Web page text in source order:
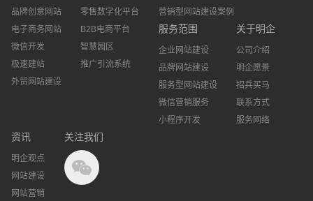
品牌创意网站
电子商务网站
微信开发
极速建站
外贸网站建设
零售数字化平台
B2B电商平台
智慧园区
推广引流系统
营销型网站建设案例
服务范围
企业网站建设
品牌网站建设
服务型网站建设
微信营销服务
小程序开发
关于明企
公司介绍
明企愿景
招兵买马
联系方式
服务网络
资讯
明企观点
网站建设
网站营销
关注我们